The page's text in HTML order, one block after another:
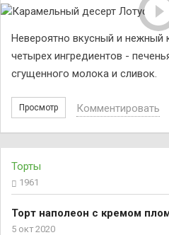
Невероятно вкусный и нежный
четырех ингредиентов -
сгущенного молока и сливок.
Просмотр Комментировать
Торты
1961
Торт наполеон с кремом
5 окт 2020